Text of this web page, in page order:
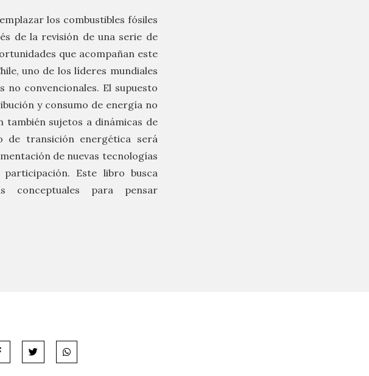
los combustibles fósiles
de la revisión de una serie de
que acompañan este
uno de los líderes mundiales
no convencionales. El supuesto
y consumo de energía no
también sujetos a dinámicas de
de transición energética será
de nuevas tecnologías
Este libro busca
conceptuales para pensar